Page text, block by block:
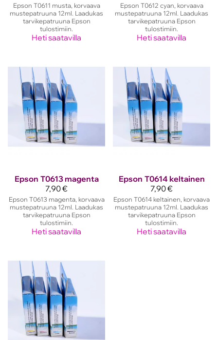
Epson T0611 musta, korvaava
mustepatruuna 12ml. Laadukas
tarvikepatruuna Epson
tulostimiin.
Heti saatavilla
Epson T0612 cyan, korvaava
mustepatruuna 12ml. Laadukas
tarvikepatruuna Epson
tulostimiin.
Heti saatavilla
Epson T0613 magenta
7,90 €
Epson T0613 magenta, korvaava
mustepatruuna 12ml. Laadukas
tarvikepatruuna Epson
tulostimiin.
Heti saatavilla
Epson T0614 keltainen
7,90 €
Epson T0614 keltainen, korvaava
mustepatruuna 12ml. Laadukas
tarvikepatruuna Epson
tulostimiin.
Heti saatavilla